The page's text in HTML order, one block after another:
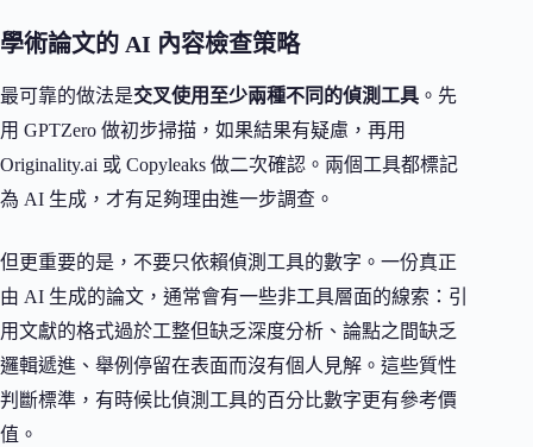
學術論文的 AI 內容檢查策略
最可靠的做法是交叉使用至少兩種不同的偵測工具 。先
用 GPTZero 做初步掃描，如果結果有疑慮，再用
Originality.ai 或 Copyleaks 做二次確認。兩個工具都標記
為 AI 生成，才有足夠理由進一步調查。
但更重要的是，不要只依賴偵測工具的數字。一份真正
由 AI 生成的論文，通常會有一些非工具層面的線索：引
用文獻的格式過於工整但缺乏深度分析、論點之間缺乏
邏輯遞進、舉例停留在表面而沒有個人見解。這些質性
判斷標準，有時候比偵測工具的百分比數字更有參考價
值。